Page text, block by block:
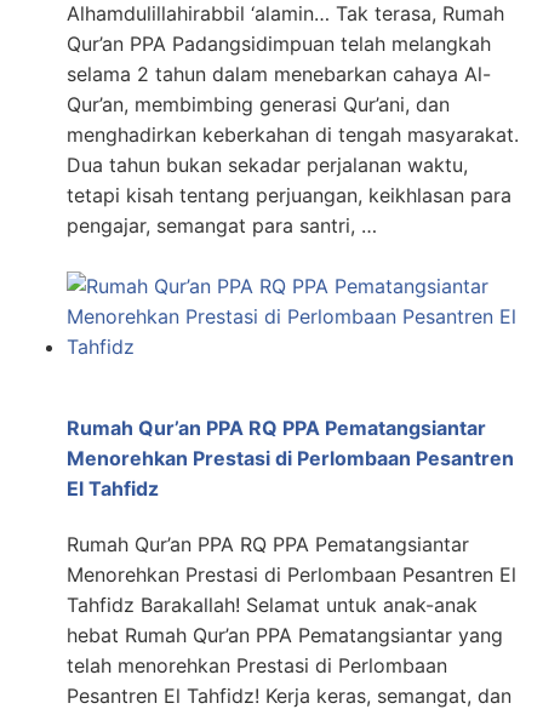
Alhamdulillahirabbil ‘alamin… Tak terasa, Rumah
Qur’an PPA Padangsidimpuan telah melangkah
selama 2 tahun dalam menebarkan cahaya Al-
Qur’an, membimbing generasi Qur’ani, dan
menghadirkan keberkahan di tengah masyarakat.
Dua tahun bukan sekadar perjalanan waktu,
tetapi kisah tentang perjuangan, keikhlasan para
pengajar, semangat para santri, …
Rumah Qur’an PPA RQ PPA Pematangsiantar
Menorehkan Prestasi di Perlombaan Pesantren
El Tahfidz
Rumah Qur’an PPA RQ PPA Pematangsiantar
Menorehkan Prestasi di Perlombaan Pesantren El
Tahfidz Barakallah! Selamat untuk anak-anak
hebat Rumah Qur’an PPA Pematangsiantar yang
telah menorehkan Prestasi di Perlombaan
Pesantren El Tahfidz! Kerja keras, semangat, dan